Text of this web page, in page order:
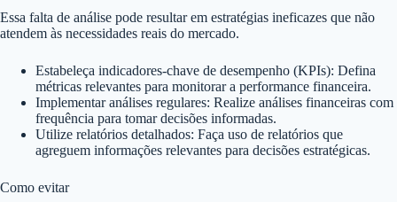
Essa falta de análise pode resultar em estratégias ineficazes que não
atendem às necessidades reais do mercado.
Estabeleça indicadores-chave de desempenho (KPIs): Defina
métricas relevantes para monitorar a performance financeira.
Implementar análises regulares: Realize análises financeiras com
frequência para tomar decisões informadas.
Utilize relatórios detalhados: Faça uso de relatórios que
agreguem informações relevantes para decisões estratégicas.
Como evitar